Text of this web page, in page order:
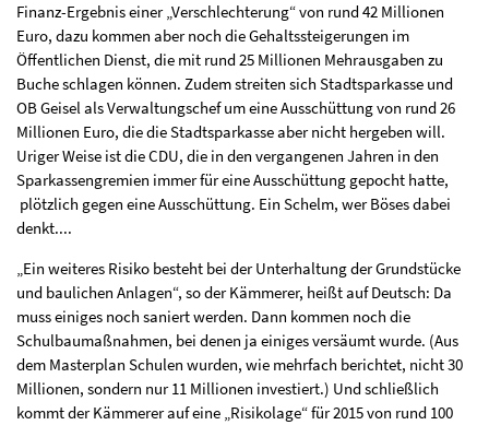
Finanz-Ergebnis einer „Verschlechterung“ von rund 42 Millionen
Euro, dazu kommen aber noch die Gehaltssteigerungen im
Öffentlichen Dienst, die mit rund 25 Millionen Mehrausgaben zu
Buche schlagen können. Zudem streiten sich Stadtsparkasse und
OB Geisel als Verwaltungschef um eine Ausschüttung von rund 26
Millionen Euro, die die Stadtsparkasse aber nicht hergeben will.
Uriger Weise ist die CDU, die in den vergangenen Jahren in den
Sparkassengremien immer für eine Ausschüttung gepocht hatte,
plötzlich gegen eine Ausschüttung. Ein Schelm, wer Böses dabei
denkt....
„Ein weiteres Risiko besteht bei der Unterhaltung der Grundstücke
und baulichen Anlagen“, so der Kämmerer, heißt auf Deutsch: Da
muss einiges noch saniert werden. Dann kommen noch die
Schulbaumaßnahmen, bei denen ja einiges versäumt wurde. (Aus
dem Masterplan Schulen wurden, wie mehrfach berichtet, nicht 30
Millionen, sondern nur 11 Millionen investiert.) Und schließlich
kommt der Kämmerer auf eine „Risikolage“ für 2015 von rund 100